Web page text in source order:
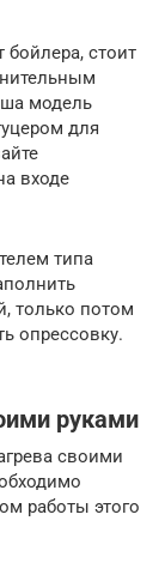
бойлера, стоит
модель
для
входе
типа
только потом
опрессовку.
руками
своими
работы этого